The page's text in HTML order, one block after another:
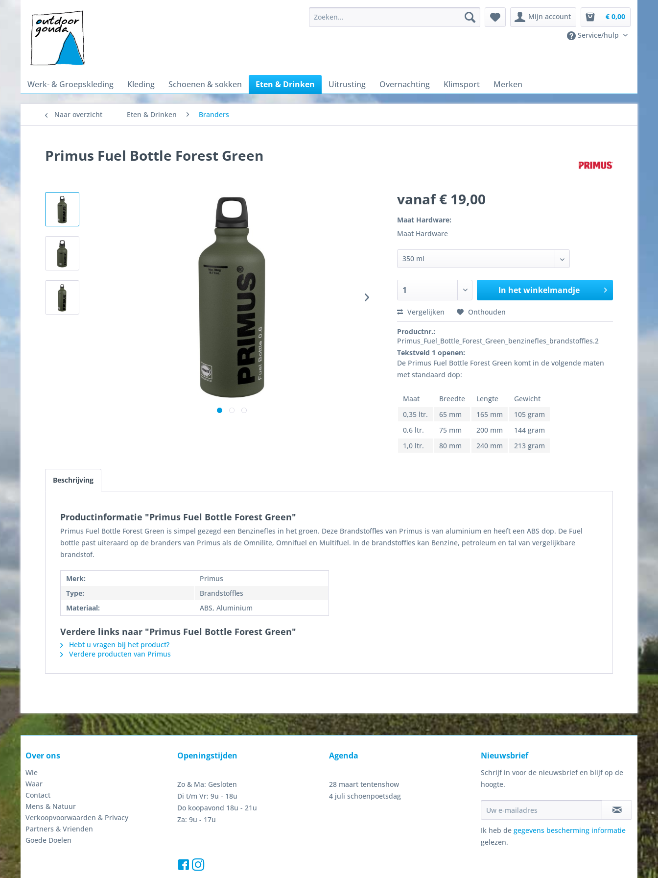
Mijn account
€ 0,00
Service/hulp
Werk- & Groepskleding Kleding Schoenen & sokken Eten & Drinken Uitrusting Overnachting Klimsport Merken
Naar overzicht Eten & Drinken Branders
Primus Fuel Bottle Forest Green
vanaf € 19,00
Maat Hardware:
Maat Hardware
In het winkelmandje
Vergelijken Onthouden
Productnr.:
Primus_Fuel_Bottle_Forest_Green_benzinefles_brandstoffles.2
Tekstveld 1 openen:
De Primus Fuel Bottle Forest Green komt in de volgende maten
met standaard dop:
Maat Breedte Lengte
Gewicht
0,35 ltr.
65 mm 165 mm
105 gram
0,6 ltr.
75 mm 200 mm
144 gram
1,0 ltr.
80 mm 240 mm 213 gram
Beschrijving
Productinformatie "Primus Fuel Bottle Forest Green"
Primus Fuel Bottle Forest Green is simpel gezegd een Benzinefles in het groen. Deze Brandstoffles van Primus is van aluminium en heeft een ABS dop. De Fuel
bottle past uiteraard op de branders van Primus als de Omnilite, Omnifuel en Multifuel. In de brandstoffles kan Benzine, petroleum en tal van vergelijkbare
brandstof.
Merk:
Primus
Type:
Brandstoffles
Materiaal:
ABS, Aluminium
Verdere links naar "Primus Fuel Bottle Forest Green"
Hebt u vragen bij het product?
Verdere producten van Primus
Over ons
Wie
Waar
Contact
Mens & Natuur
Verkoopvoorwaarden & Privacy
Partners & Vrienden
Goede Doelen
Openingstijden
Zo & Ma: Gesloten
Di t/m Vr: 9u - 18u
Do koopavond 18u - 21u
Za: 9u - 17u
Agenda
28 maart tentenshow
4 juli schoenpoetsdag
Nieuwsbrief
Schrijf in voor de nieuwsbrief en blijf op de
hoogte.
Ik heb de gegevens bescherming informatie
gelezen.